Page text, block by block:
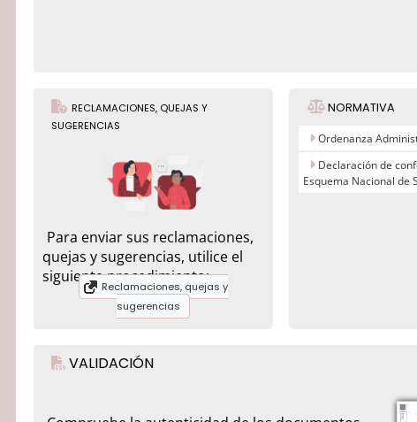
RECLAMACIONES, QUEJAS Y
SUGERENCIAS
Para enviar sus reclamaciones,
quejas y sugerencias, utilice el
siguiente procedimiento:
Reclamaciones, quejas y
sugerencias
NORMATIVA
Ordenanza
Declaración de
Esquema Nacional de
VALIDACIÓN